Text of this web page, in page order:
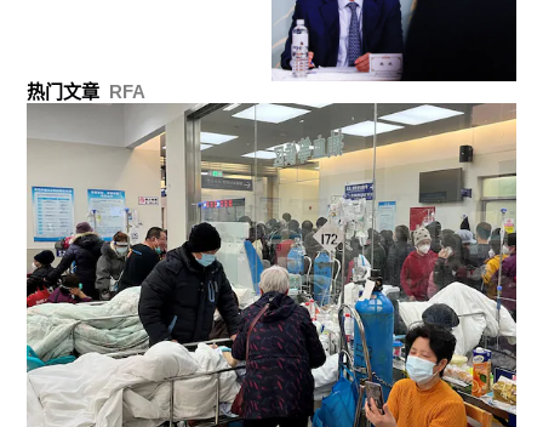
热门文章 RFA